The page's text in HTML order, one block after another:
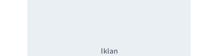
Iklan